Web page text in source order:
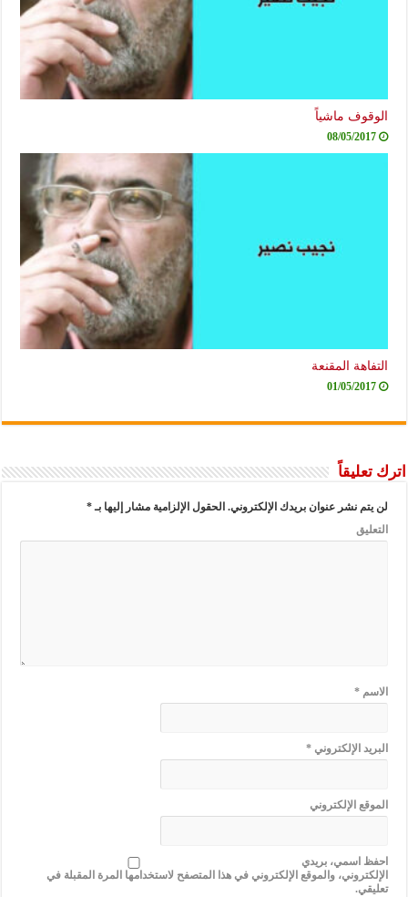
الوقوف ماشياً
08/05/2017
التفاهة المقنعة
01/05/2017
اترك تعليقاً
لن يتم نشر عنوان بريدك الإلكتروني. الحقول الإلزامية مشار إليها بـ*
التعليق
الاسم*
البريد الإلكتروني*
الموقع الإلكتروني
احفظ اسمي، بريدي
الإلكتروني، والموقع الإلكتروني في هذا المتصفح لاستخدامها المرة المقبلة في
تعليقي.